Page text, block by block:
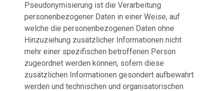
Pseudonymisierung ist die Verarbeitung
personenbezogener Daten in einer Weise, auf
welche die personenbezogenen Daten ohne
Hinzuziehung zusätzlicher Informationen nicht
mehr einer spezifischen betroffenen Person
zugeordnet werden können, sofern diese
zusätzlichen Informationen gesondert aufbewahrt
werden und technischen und organisatorischen